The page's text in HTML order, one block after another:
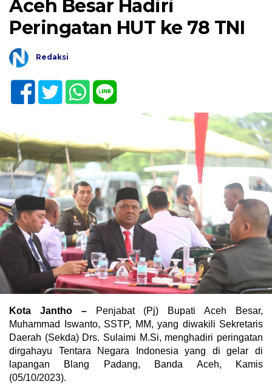
Aceh Besar Hadiri
Peringatan HUT ke 78 TNI
Redaksi
Kota Jantho –Penjabat (Pj) Bupati Aceh Besar,
Muhammad Iswanto, SSTP, MM, yang diwakili Sekretaris
Daerah (Sekda) Drs. Sulaimi M.Si, menghadiri peringatan
dirgahayu Tentara Negara Indonesia yang di gelar di
lapangan Blang Padang, Banda Aceh, Kamis
(05/10/2023).